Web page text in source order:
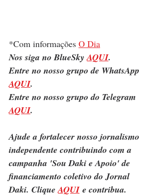
*Com informações O Dia
Nos siga no BlueSky AQUI.
Entre no nosso grupo de WhatsApp
AQUI.
Entre no nosso grupo do Telegram
AQUI.
Ajude a fortalecer nosso jornalismo
independente contribuindo com a
campanha 'Sou Daki e Apoio' de
financiamento coletivo do Jornal
Daki. Clique AQUI e contribua.